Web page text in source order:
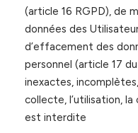
(article 16 RGPD), de
données des
d’effacement des
personnel (article 17
inexactes,
collecte, l’utilisation,
est interdite